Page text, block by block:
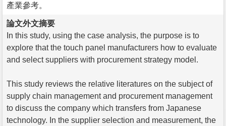
產業參考。
論文外文摘要
In this study, using the case analysis, the purpose is to
explore that the touch panel manufacturers how to evaluate
and select suppliers with procurement strategy model.
This study reviews the relative literatures on the subject of
supply chain management and procurement management
to discuss the company which transfers from Japanese
technology. In the supplier selection and measurement, the